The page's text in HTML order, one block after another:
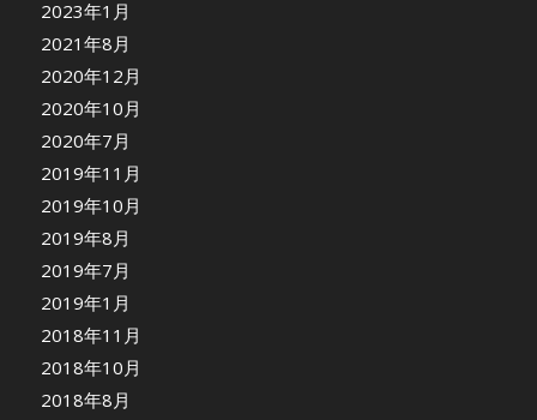
2023年1月
2021年8月
2020年12月
2020年10月
2020年7月
2019年11月
2019年10月
2019年8月
2019年7月
2019年1月
2018年11月
2018年10月
2018年8月